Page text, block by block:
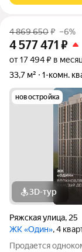
4 869 650₽ –6%
4 577 471 ₽
от 17 494 ₽ в месяц
33,7 м²
1-комн.
новостройка
3D-тур
Ряжская улица, 25
ЖК «Один», 4
Продается